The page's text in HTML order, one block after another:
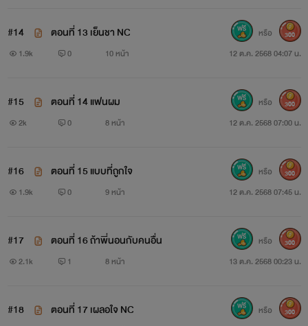
#14 ตอนที่ 13 เย็นชา NC
1.9k 0 10 หน้า 12 ต.ค. 2568 04:07 น.
หรือ 300
#15 ตอนที่ 14 แฟนผม
2k 0 8 หน้า 12 ต.ค. 2568 07:00 น.
หรือ 300
#16 ตอนที่ 15 แบบที่ถูกใจ
1.9k 0 9 หน้า 12 ต.ค. 2568 07:45 น.
หรือ 300
#17 ตอนที่ 16 ถ้าพี่นอนกับคนอื่น
2.1k 1 8 หน้า 13 ต.ค. 2568 00:23 น.
หรือ 300
#18 ตอนที่ 17 เผลอใจ NC หรือ 300